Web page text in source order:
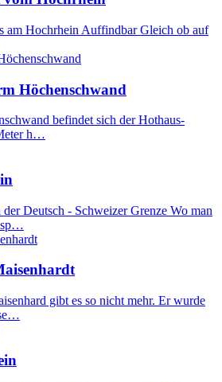
am Hochrhein Auffindbar Gleich ob auf
Höchenschwand
befindet sich der Hothaus-
h…
Deutsch - Schweizer Grenze Wo man
sp…
gibt es so nicht mehr. Er wurde